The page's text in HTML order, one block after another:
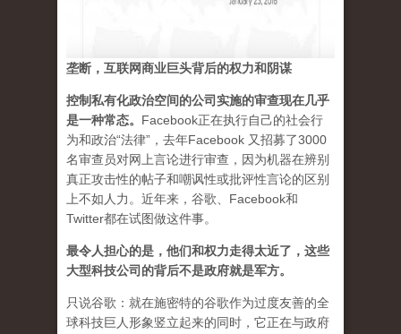
垄断，互联网商业巨头背后的权力和阴谋
控制私有化政治空间的公司实施的审查现在几乎
是一种常态。 Facebook正在执行自己的社会行
为和政治“法律”，去年Facebook 又招募了3000
名审查员对网上言论进行审查，因为机器在辨别
真正攻击性的帖子和嘲讽性或批评性言论的区别
上不如人力。近年来，谷歌、Facebook和
Twitter都在试图做这件事。
最令人担心的是，他们和权力走得太近了，这些
大型科技公司的背后不是政府就是军方。
只说谷歌：就在施密特的谷歌作为过度友善的全
球科技巨人形象竖立起来的同时，它正在与政府